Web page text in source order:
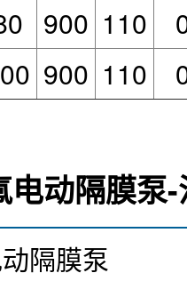
900 110
900 110
电动隔膜泵
隔膜泵